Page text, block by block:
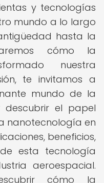
y tecnologías
mundo a lo largo
hasta la
cómo la
nuestra
te invitamos a
mundo de la
descubrir el papel
nanotecnología en
beneficios,
esta tecnología
aeroespacial.
cómo la